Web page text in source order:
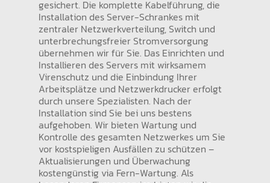
gesichert. Die komplette Kabelführung, die
Installation des Server-Schrankes mit
zentraler Netzwerkverteilung, Switch und
unterbrechungsfreier Stromversorgung
übernehmen wir für Sie. Das Einrichten und
Installieren des Servers mit wirksamem
Virenschutz und die Einbindung Ihrer
Arbeitsplätze und Netzwerkdrucker erfolgt
durch unsere Spezialisten. Nach der
Installation sind Sie bei uns bestens
aufgehoben. Wir bieten Wartung und
Kontrolle des gesamten Netzwerkes um Sie
vor kostspieligen Ausfällen zu schützen –
Aktualisierungen und Überwachung
kostengünstig via Fern-Wartung. Als